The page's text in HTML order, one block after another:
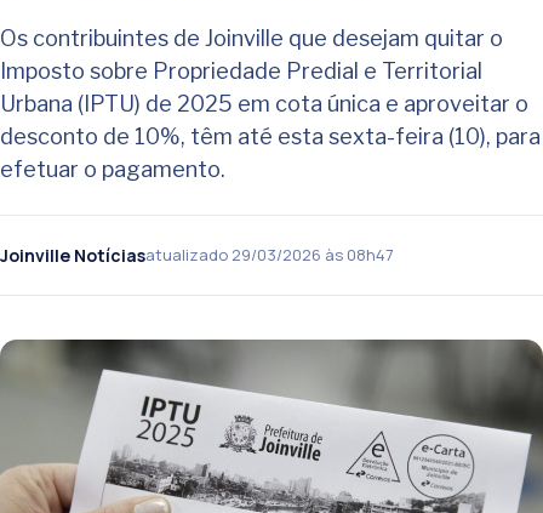
Os contribuintes de Joinville que desejam quitar o
Imposto sobre Propriedade Predial e Territorial
Urbana (IPTU) de 2025 em cota única e aproveitar o
desconto de 10%, têm até esta sexta-feira (10), para
efetuar o pagamento.
Joinville Notíciasatualizado 29/03/2026 às 08h47